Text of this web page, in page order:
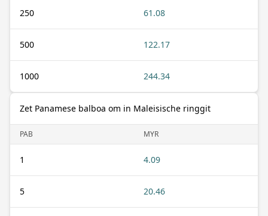
250 61.08
500 122.17
1000 244.34
Zet Panamese balboa om in Maleisische ringgit
PAB MYR
1 4.09
5 20.46